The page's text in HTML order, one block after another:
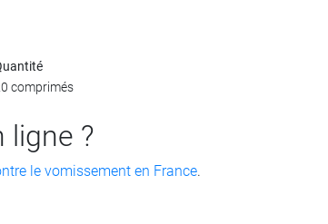
comprimés
ligne ?
le vomissement en France.